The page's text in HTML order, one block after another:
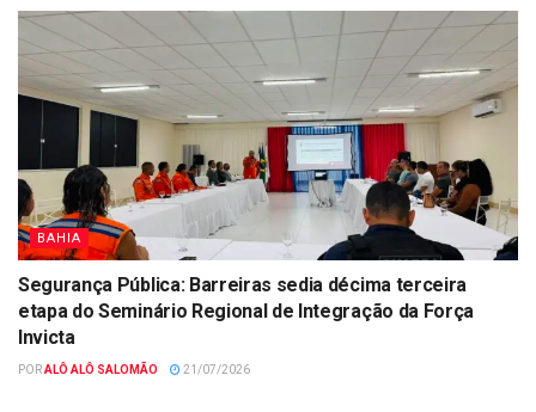
BAHIA
Segurança Pública: Barreiras sedia décima terceira
etapa do Seminário Regional de Integração da Força
Invicta
PORALÔ ALÔ SALOMÃO 21/07/2026